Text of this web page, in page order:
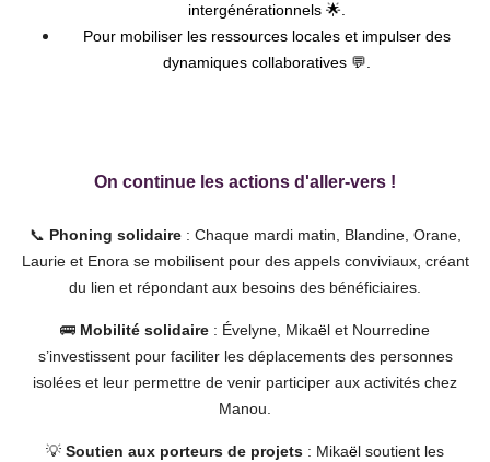
intergénérationnels 🌟.
Pour mobiliser les ressources locales et impulser des
dynamiques collaboratives 💬.
On continue les actions d'aller-vers !
📞 Phoning solidaire: Chaque mardi matin, Blandine, Orane,
Laurie et Enora se mobilisent pour des appels conviviaux, créant
du lien et répondant aux besoins des bénéficiaires.
🚌 Mobilité solidaire : Évelyne, Mikaël et Nourredine
s’investissent pour faciliter les déplacements des personnes
isolées et leur permettre de venir participer aux activités chez
Manou.
💡 Soutien aux porteurs de projets : Mikaël soutient les